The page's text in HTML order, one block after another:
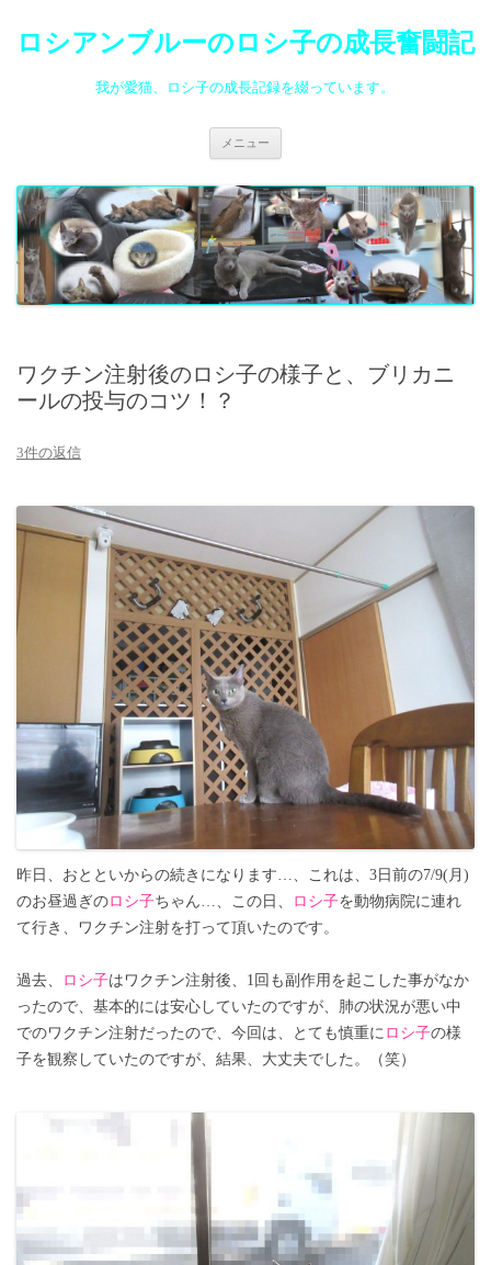
ロシアンブルーのロシ子の成長奮闘記
我が愛猫、ロシ子の成長記録を綴っています。
メニュー
ツ
へ
ス
キ
ッ
プ
ワクチン注射後のロシ子の様子と、ブリカニ
ールの投与のコツ！？
3件の返信
昨日、おとといからの続きになります…、これは、3日前の7/9(月)
のお昼過ぎのロシ子ちゃん…、この日、 ロシ子を動物病院に連れ
て行き、ワクチン注射を打って頂いたのです。
過去、 ロシ子はワクチン注射後、1回も副作用を起こした事がなか
ったので、基本的には安心していたのですが、肺の状況が悪い中
でのワクチン注射だったので、今回は、とても慎重に ロシ子の様
子を観察していたのですが、結果、大丈夫でした。（笑）